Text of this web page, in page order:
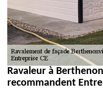
Ravaleur à
recommandent